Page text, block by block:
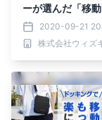
ーが選んだ「移
楽にする」バッグ
akeにて先行予約
中！！
2020-09-21
株式会社ウィズ